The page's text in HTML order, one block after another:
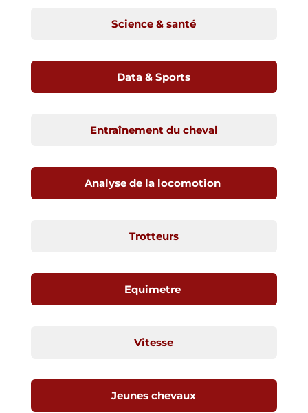
Science & santé
Data & Sports
Entraînement du cheval
Analyse de la locomotion
Trotteurs
Equimetre
Vitesse
Jeunes chevaux